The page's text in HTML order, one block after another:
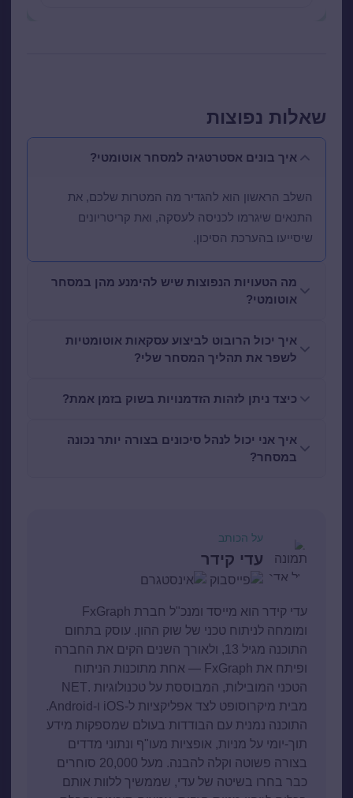
שאלות נפוצות
איך בונים אסטרטגיה למסחר אוטומטי?
השלב הראשון הוא להגדיר מה המטרות שלכם, את
התנאים שיגרמו לכניסה לעסקה, ואת קריטריונים
שיסייעו בהערכת הסיכון.
מה הטעויות הנפוצות שיש להימנע מהן במסחר
אוטומטי?
איך יכול הרובוט לביצוע עסקאות אוטומטיות
לשפר את תהליך המסחר שלי?
כיצד ניתן לזהות הזדמנויות בשוק בזמן אמת?
איך אני יכול לנהל סיכונים בצורה יותר נכונה
במסחר?
על הכותב
עדי קידר
עדי קידר הוא מייסד ומנכ"ל חברת FxGraph
ומומחה לניתוח טכני של שוק ההון. עוסק בתחום
התוכנה מגיל 13, ולאורך השנים הקים את החברה
ופיתח את FxGraph — אחת מתוכנות הניתוח
הטכני המובילות, המבוססת על טכנולוגיות .NET
מבית מיקרוסופט לצד אפליקציות ל-iOS ו-Android.
התוכנה נמנית עם הבודדות בעולם שמספקות מידע
תוך-יומי על מניות, אופציות מעו"ף ונתוני מדדים
בצורה פשוטה וקלה להבנה. מעל 20,000 סוחרים
כבר בחרו בשיטה של עדי, שממשיך ללוות אותם